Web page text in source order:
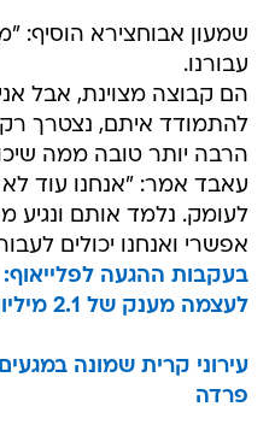
שמעון אבוחצירא הוסיף:
עבורנו.
הם קבוצה מצוינת, אבל
להתמודד איתם, נצטרך רק
הרבה יותר טובה ממה
עאבד אמר: "אנחנו עוד לא
לעומק. נלמד אותם ונגיע
אפשרי ואנחנו יכולים
בעקבות ההגעה
לעצמה מענק של 2.1 מיליון יורו
עירוני קרית שמונה
פרדה